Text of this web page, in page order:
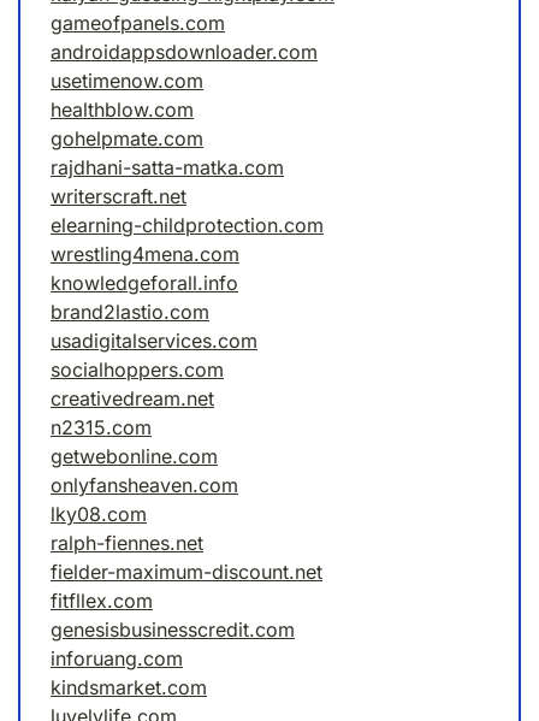
gameofpanels.com
androidappsdownloader.com
usetimenow.com
healthblow.com
gohelpmate.com
rajdhani-satta-matka.com
writerscraft.net
elearning-childprotection.com
wrestling4mena.com
knowledgeforall.info
brand2lastio.com
usadigitalservices.com
socialhoppers.com
creativedream.net
n2315.com
getwebonline.com
onlyfansheaven.com
lky08.com
ralph-fiennes.net
fielder-maximum-discount.net
fitfllex.com
genesisbusinesscredit.com
inforuang.com
kindsmarket.com